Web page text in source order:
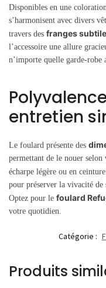
Disponibles en une
s’harmonisent avec divers
travers des franges
l’accessoire une allure
n’importe quelle garde-robe
entretien
Le foulard présente des
permettant de le nouer
écharpe légère ou en
pour préserver la vivacité de
Optez pour le foulard
votre quotidien.
Catégorie :
Produits